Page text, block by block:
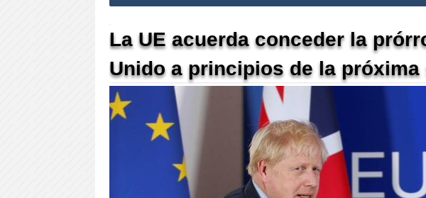
La UE acuerda conceder la
Unido a principios de la próxima